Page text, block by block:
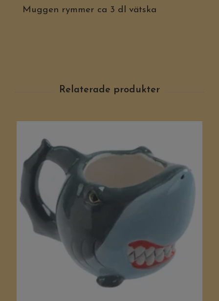
Muggen rymmer ca 3 dl vätska